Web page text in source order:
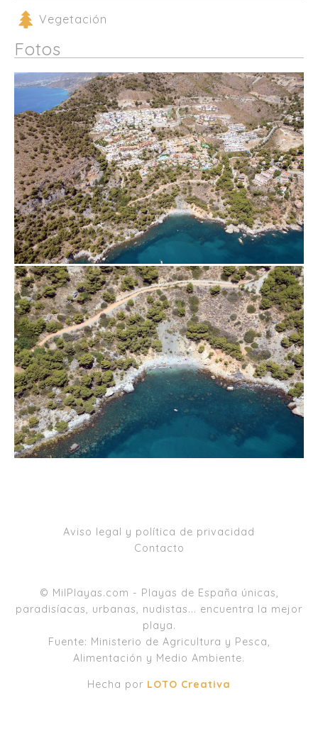
Vegetación
Fotos
Aviso legal y política de privacidad
Contacto
© MilPlayas.com - Playas de España únicas,
paradisíacas, urbanas, nudistas... encuentra la mejor
playa.
Fuente: Ministerio de Agricultura y Pesca,
Alimentación y Medio Ambiente.
Hecha por LOTO Creativa